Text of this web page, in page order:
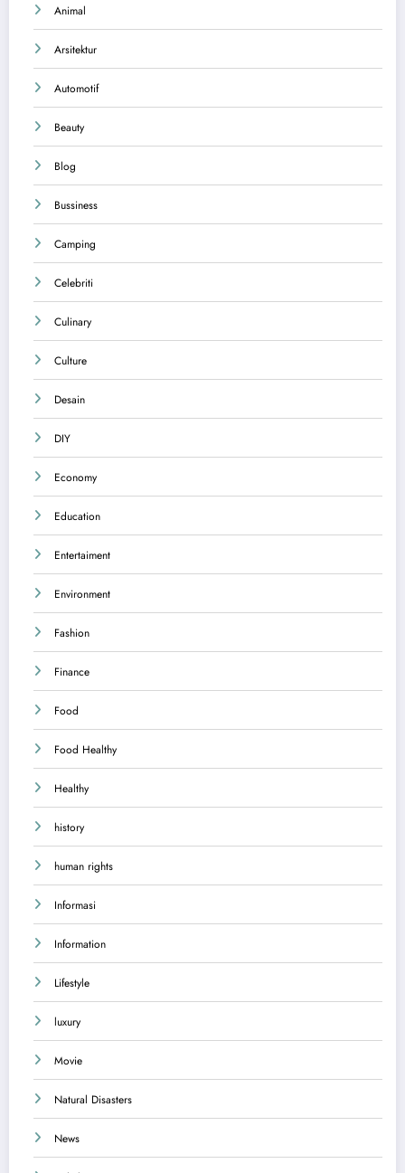
Animal
Arsitektur
Automotif
Beauty
Blog
Bussiness
Camping
Celebriti
Culinary
Culture
Desain
DIY
Economy
Education
Entertaiment
Environment
Fashion
Finance
Food
Food Healthy
Healthy
history
human rights
Informasi
Information
Lifestyle
luxury
Movie
Natural Disasters
News